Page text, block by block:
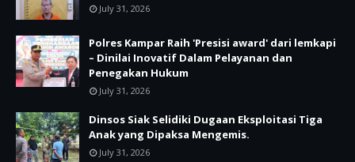
July 31, 2026
Polres Kampar Raih 'Presisi award' dari lemkapi
– Dinilai Inovatif Dalam Pelayanan dan
Penegakan Hukum
July 31, 2026
Dinsos Siak Selidiki Dugaan Eksploitasi Tiga
Anak yang Dipaksa Mengemis.
July 31, 2026